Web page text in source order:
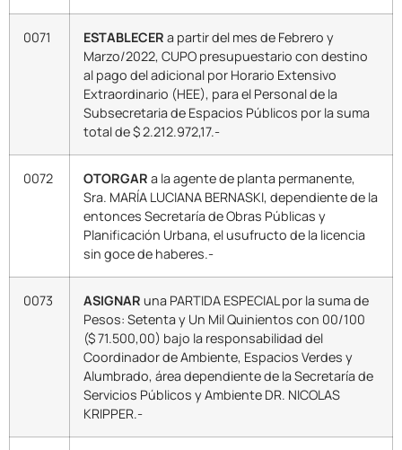
0071 ESTABLECER a partir del mes de Febrero y
Marzo/2022, CUPO presupuestario con destino
al pago del adicional por Horario Extensivo
Extraordinario (HEE), para el Personal de la
Subsecretaria de Espacios Públicos por la suma
total de $ 2.212.972,17.-
0072 OTORGAR a la agente de planta permanente,
Sra. MARÍA LUCIANA BERNASKI, dependiente de la
entonces Secretaría de Obras Públicas y
Planificación Urbana, el usufructo de la licencia
sin goce de haberes.-
0073 ASIGNAR una PARTIDA ESPECIAL por la suma de
Pesos: Setenta y Un Mil Quinientos con 00/100
($ 71.500,00) bajo la responsabilidad del
Coordinador de Ambiente, Espacios Verdes y
Alumbrado, área dependiente de la Secretaría de
Servicios Públicos y Ambiente DR. NICOLAS
KRIPPER.-